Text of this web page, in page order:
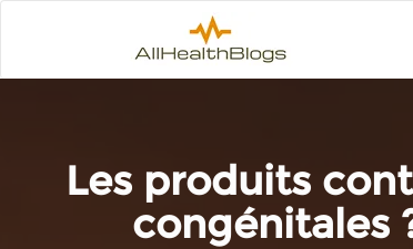
Les produits
congénitales